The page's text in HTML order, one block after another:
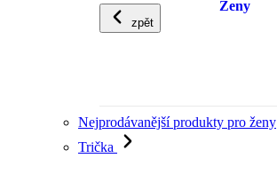
zpět
Ženy
Nejprodávanější produkty pro ženy
Trička